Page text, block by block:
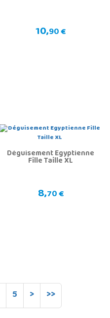
10,90 €
Déguisement Egyptienne
Fille Taille XL
8,70 €
5 > >>